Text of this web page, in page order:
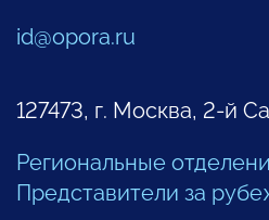
id@opora.ru
127473, г. Москва, 2-й
Региональные
Представители за